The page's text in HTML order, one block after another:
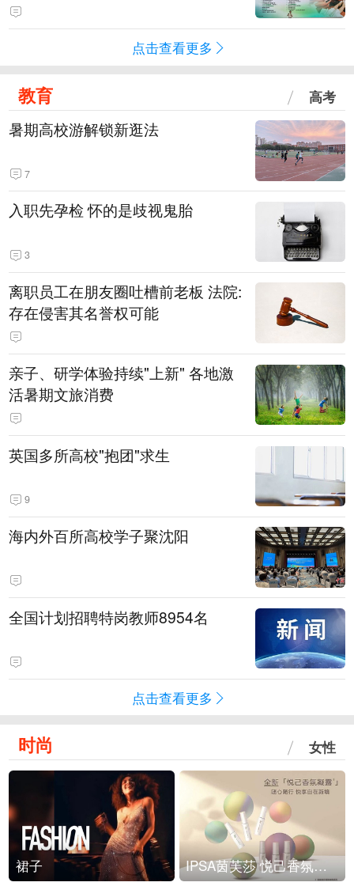
点击查看更多
教育 高考
暑期高校游解锁新逛法
7
入职先孕检 怀的是歧视鬼胎
3
离职员工在朋友圈吐槽前老板 法院:
存在侵害其名誉权可能
亲子、研学体验持续"上新" 各地激
活暑期文旅消费
英国多所高校"抱团"求生
9
海内外百所高校学子聚沈阳
全国计划招聘特岗教师8954名
点击查看更多
时尚 女性
裙子 IPSA茵芙莎 悦己香氛凝露上市